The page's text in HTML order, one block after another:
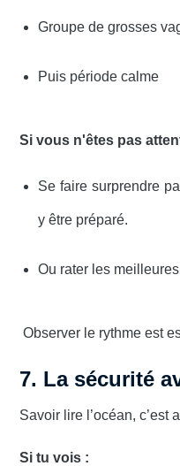
Groupe de grosses
Puis période calme
Si vous n'êtes pas
Se faire surprendre
y être préparé.
Ou rater les
Observer le rythme est
7. La sécurité
Savoir lire l’océan, c’est
Si tu vois :